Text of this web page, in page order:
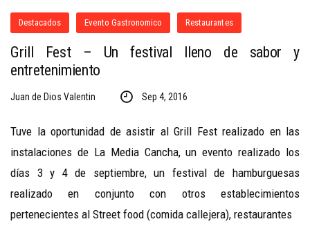
Destacados Evento Gastronomico Restaurantes
Grill Fest – Un festival lleno de sabor y
entretenimiento
Juan de Dios Valentin Sep 4, 2016
Tuve la oportunidad de asistir al Grill Fest realizado en las
instalaciones de La Media Cancha, un evento realizado los
días 3 y 4 de septiembre, un festival de hamburguesas
realizado en conjunto con otros establecimientos
pertenecientes al Street food (comida callejera), restaurantes